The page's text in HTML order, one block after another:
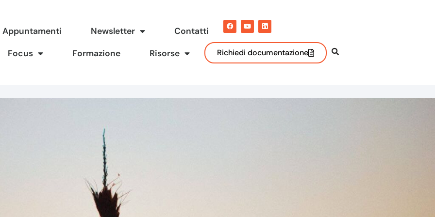
Appuntamenti Newsletter Contatti
Focus Formazione Risorse Richiedi documentazione